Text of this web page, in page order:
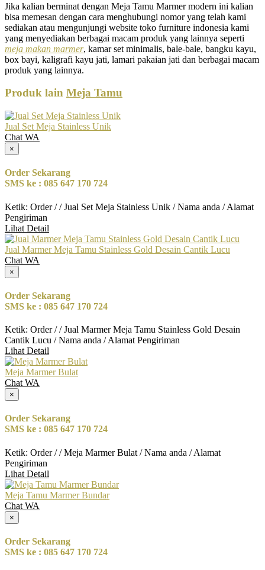
Jika kalian berminat dengan Meja Tamu Marmer modern ini kalian
bisa memesan dengan cara menghubungi nomor yang telah kami
sediakan atau mengunjungi website toko furniture indonesia kami
yang menyediakan berbagai macam produk yang lainnya seperti
meja makan marmer, kamar set minimalis, bale-bale, bangku kayu,
box bayi, kaligrafi kayu jati, lamari pakaian jati dan berbagai macam
produk yang lainnya.
Produk lain Meja Tamu
Jual Set Meja Stainless Unik
Chat WA
×
Order Sekarang
SMS ke : 085 647 170 724
Ketik: Order / / Jual Set Meja Stainless Unik / Nama anda / Alamat
Pengiriman
Lihat Detail
Jual Marmer Meja Tamu Stainless Gold Desain Cantik Lucu
Chat WA
×
Order Sekarang
SMS ke : 085 647 170 724
Ketik: Order / / Jual Marmer Meja Tamu Stainless Gold Desain
Cantik Lucu / Nama anda / Alamat Pengiriman
Lihat Detail
Meja Marmer Bulat
Chat WA
×
Order Sekarang
SMS ke : 085 647 170 724
Ketik: Order / / Meja Marmer Bulat / Nama anda / Alamat
Pengiriman
Lihat Detail
Meja Tamu Marmer Bundar
Chat WA
×
Order Sekarang
SMS ke : 085 647 170 724